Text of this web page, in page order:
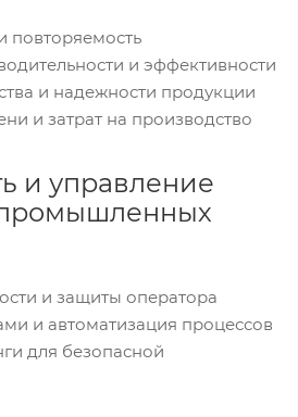
повторяемость
и эффективности
и надежности продукции
и затрат на производство
и управление
и защиты оператора
и автоматизация процессов
для безопасной